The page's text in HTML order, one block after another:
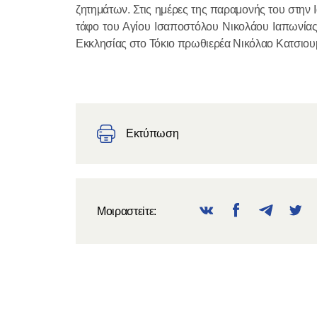
ζητημάτων. Στις ημέρες της παραμονής του
τάφο του Αγίου Ισαποστόλου Νικολάου
Εκκλησίας στο Τόκιο πρωθιερέα Νικόλαο
Εκτύπωση
Μοιραστεiτε: